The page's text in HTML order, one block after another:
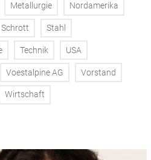
Metallurgie Nordamerika
Schrott Stahl
Technik USA
Voestalpine AG Vorstand
Wirtschaft